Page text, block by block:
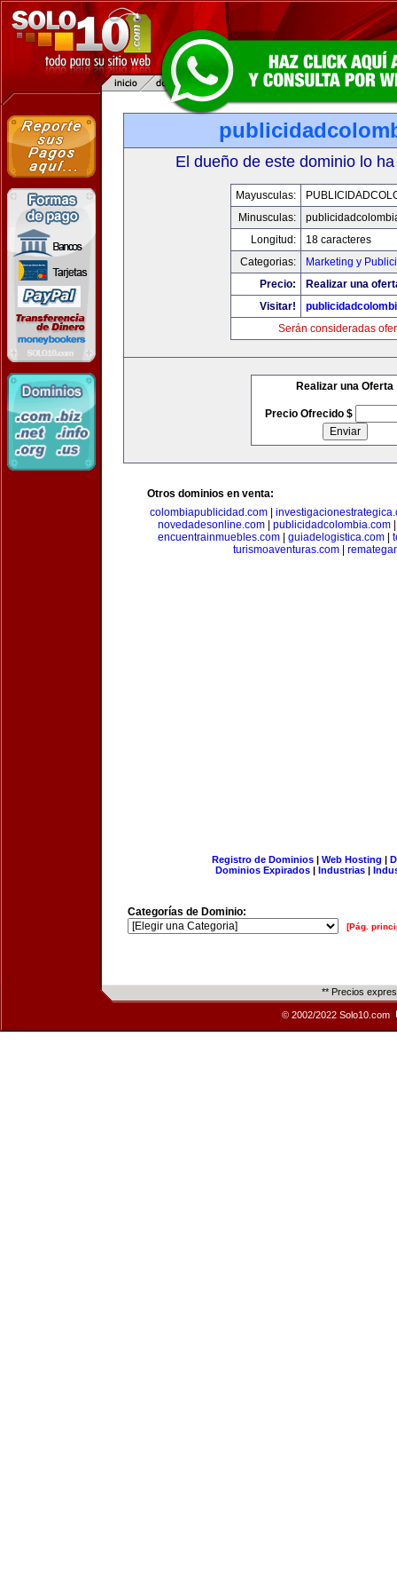
El dueño de este dominio lo
Mayusculas:
Minusculas:
Longitud:
18 caracteres
Categorias:
Marketing y
Precio:
Realizar una
Visitar!
Serán consideradas
Realizar una Oferta
Precio Ofrecido $
Otros dominios en venta:
colombiapublicidad.com
novedadesonline.com
publicidadcolombia.com
encuentrainmuebles.com| guiadelogistica.com|
turismoaventuras.com
Registro de Dominios| Web Hosting |
Dominios Expirados | Industrias |
Categorías de Dominio:
[Pág.
** Precios
© 2002/2022 Solo10.com